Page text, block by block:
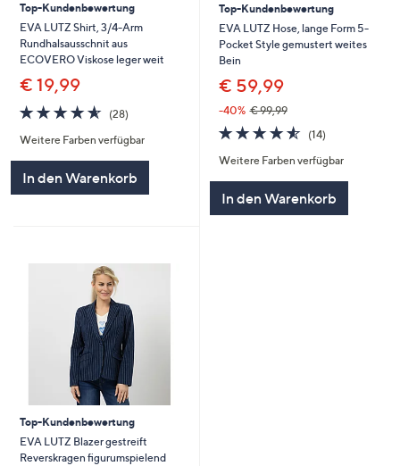
Top-Kundenbewertung
EVA LUTZ Shirt, 3/4-Arm
Rundhalsausschnit aus
ECOVERO Viskose leger weit
€ 19,99
4.5
von
5
(28)28
Weitere Farben verfügbar
In den Warenkorb
Top-Kundenbewertung
EVA LUTZ Hose, lange Form 5-
Pocket Style gemustert weites
Bein
€ 59,99
-40% € 99,99
4.5
von
5
(14)14
Weitere Farben verfügbar
In den Warenkorb
Top-Kundenbewertung
EVA LUTZ Blazer gestreift
Reverskragen figurumspielend